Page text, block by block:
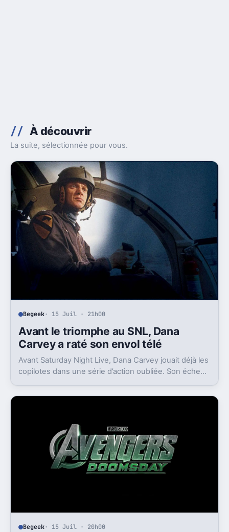
À découvrir
La suite, sélectionnée pour vous.
Begeek· 15 Juil · 21h00
Avant le triomphe au SNL, Dana
Carvey a raté son envol télé
Avant Saturday Night Live, Dana Carvey jouait déjà les
copilotes dans une série d’action oubliée. Son échec
Begeek· 15 Juil · 20h00